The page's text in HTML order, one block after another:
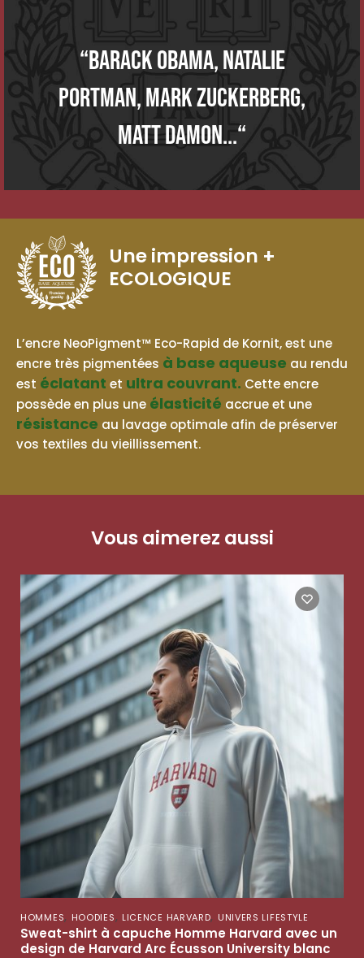
“Barack Obama, Natalie
Portman, Mark Zuckerberg,
Matt Damon...“
BASE AQUEUSE
Une impression +
ECOLOGIQUE
L’encre NeoPigment™ Eco-Rapid de Kornit, est une
encre très pigmentées à base aqueuse au rendu
est éclatant et ultra couvrant. Cette encre
possède en plus une élasticité accrue et une
résistance au lavage optimale afin de préserver
vos textiles du vieillissement.
Vous aimerez aussi
HOMMES, HOODIES, LICENCE HARVARD, UNIVERS LIFESTYLE
Sweat-shirt à capuche Homme Harvard avec un
design de Harvard Arc Écusson University blanc